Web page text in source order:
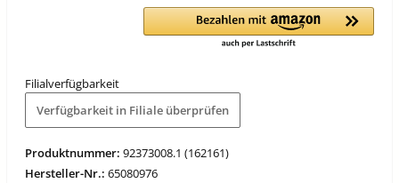
Filialverfügbarkeit
Verfügbarkeit in Filiale überprüfen
Produktnummer: 92373008.1 (162161)
Hersteller-Nr.: 65080976